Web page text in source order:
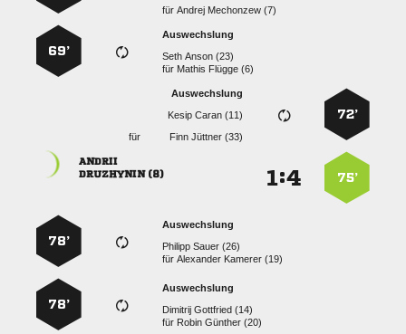
für  
Auswechslung
  
für   
69’
72’
Auswechslung
  
für
  
75’
:

 
Auswechslung
  
für  
78’
Auswechslung
  
für   
78’